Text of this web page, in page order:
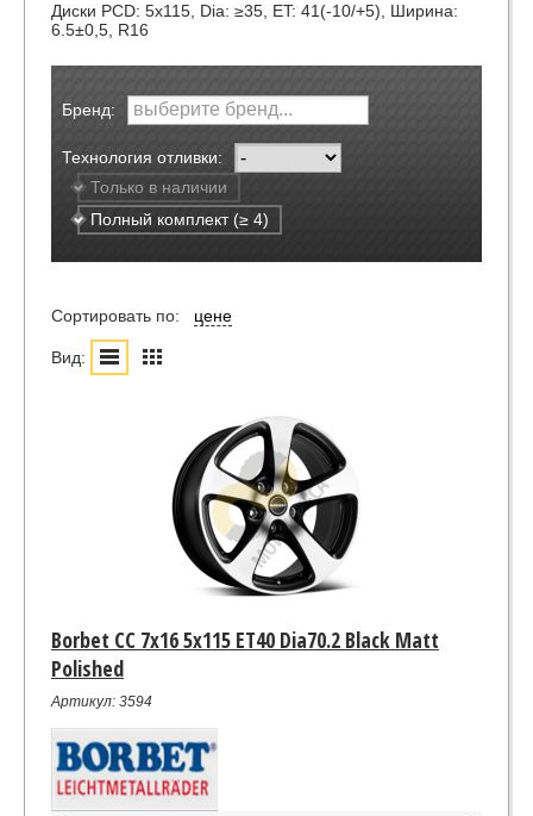
Диски PCD: 5x115, Dia: ≥35, ET: 41(-10/+5), Ширина:
6.5±0,5, R16
Бренд:
Технология отливки:
Только в наличии
Полный комплект (≥ 4)
Сортировать по: цене
Вид:
Borbet CC 7x16 5x115 ET40 Dia70.2 Black Matt
Polished
Артикул: 3594